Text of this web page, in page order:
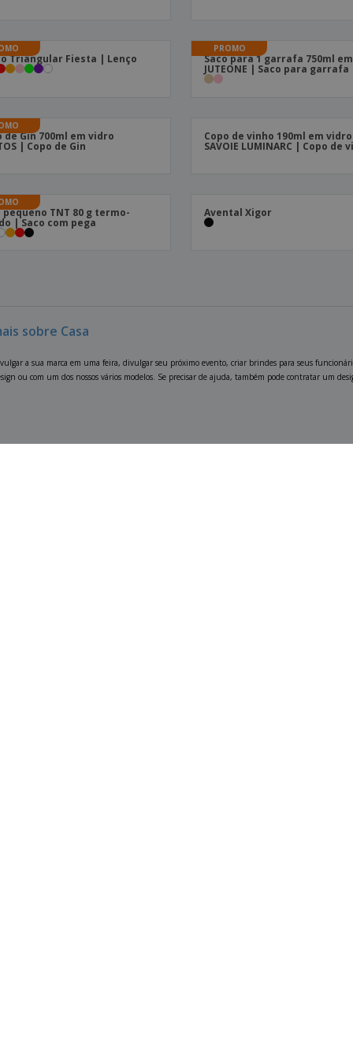
Triângular Fiesta | Lenço
PROMO
Saco para 1 garrafa 750ml
JUTEONE | Saco para garrafa
de Gin 700ml em vidro
| Copo de Gin
Copo de vinho 190ml em vidro
SAVOIE LUMINARC | Copo de
pequeno TNT 80 g termo-
| Saco com pega
Avental Xigor
sobre Casa
a sua marca em uma feira, divulgar seu próximo evento, criar brindes para seus
ou com um dos nossos vários modelos. Se precisar de ajuda, também pode contratar um